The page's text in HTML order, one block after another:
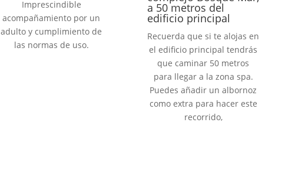
Imprescindible
acompañamiento por un
adulto y cumplimiento de
las normas de uso.
a 50 metros del
edificio principal
Recuerda que si te alojas en
el edificio principal tendrás
que caminar 50 metros
para llegar a la zona spa.
Puedes añadir un albornoz
como extra para hacer este
recorrido,